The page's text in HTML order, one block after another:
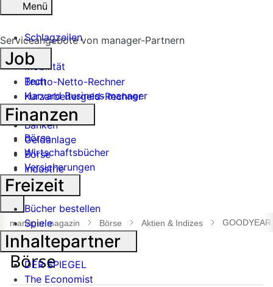
Menü
Schlagzeilen
Mobilität
Tech
Harvard Business manager
Handel
Banken
Geldanlage
Börse
Industrie
Suche
öffnen
manager magazin Börse Aktien & Indizes
Serviceangebote von manager-Partnern
Job
Brutto-Netto-Rechner
Kurzarbeitergeld-Rechner
Finanzen
Börse
Wirtschaftsbücher
Versicherungen
Freizeit
Bücher bestellen
Spiele
Inhaltepartner
DER SPIEGEL
The Economist